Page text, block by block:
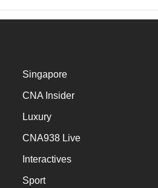
Singapore
CNA Insider
Luxury
CNA938 Live
Interactives
Sport